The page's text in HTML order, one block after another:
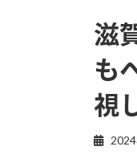
滋
も
視